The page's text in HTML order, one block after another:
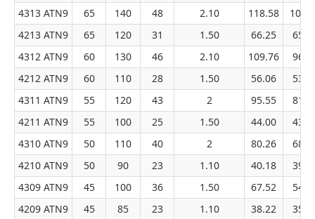
4313 ATN9
65 140 48 2.10 118.58
4213 ATN9
65 120 31 1.50 66.25
4312 ATN9
60 130 46 2.10 109.76
4212 ATN9
60 110 28 1.50 56.06
4311 ATN9
55 120 43 2 95.55
4211 ATN9
55 100 25 1.50 44.00
4310 ATN9
50 110 40 2 80.26
4210 ATN9
50 90 23 1.10 40.18
4309 ATN9
45 100 36 1.50 67.52
4209 ATN9
45 85 23 1.10 38.22